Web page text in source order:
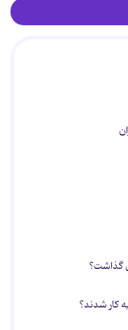
کار شدند؟